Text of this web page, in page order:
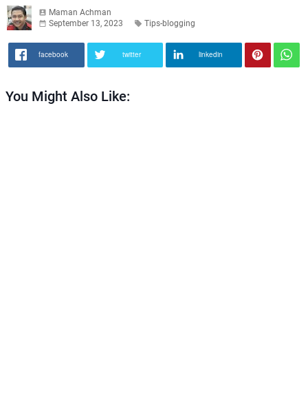
Maman Achman
September 13, 2023
Tips-blogging
facebook twitter linkedin
You Might Also Like: